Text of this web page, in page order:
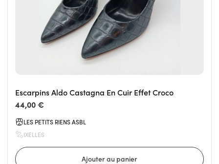
Escarpins Aldo Castagna En Cuir Effet Croco
44,00 €
LES PETITS RIENS ASBL
IXELLES